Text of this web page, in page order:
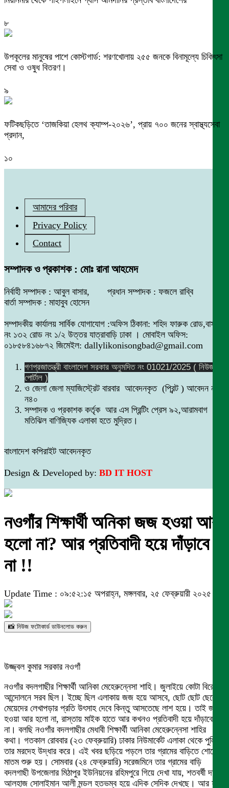
৮
উপকূলের মানুষের পাশে কোস্টগার্ড: শরণখোলায় ২৫৫ জনকে বিনামূল্যে চিকিৎসা
সেবা ও ওষুধ বিতরণ।
৯
ফটিকছড়িতে ‘তাজকিয়া হেলথ ক্যাম্প-২০২৬’, প্রায় ৭০০ জনের স্বাস্থ্যসেবা
প্রদান,
১০
আমাদের পরিবার
Privacy Policy
Contact
সম্পাদক ও প্রকাশক : মোঃ রানা আহমেদ
নির্বাহী সম্পাদক : আবুল বাসার, প্রধান সম্পাদক : ফজলে রাব্বি
বার্তা সম্পাদক : মাহাবুব হোসেন
সম্পাদকীয় কার্যালয় সার্বিক যোগাযোগ :অফিস ঠিকানা: শহিদ ফারুক রোড,বাসা
নং ১৩২ রোড নং ১/২ উত্তর যাত্রাবাড়ি ঢাকা । মোবাইল অফিস:
০১৮৫৮৪১৬৮৭২ জিমেইল: dallylikonisongbad@gmail.com
গণপ্রজাতন্ত্রী বাংলাদেশ সরকার অনুমদিত নং 01021/2025 ( নিউজ
পোর্টাল )
ও জেলা জেলা ম্যাজিস্ট্রেট বারবার আবেদনকৃত (প্রিন্ট ) আবেদন নং
ন৪০
সম্পাদক ও প্রকাশক কর্তৃক আর এস প্রিন্টিং প্রেস ৯২,আরামবাগ
মতিঝিল বাণিজ্যিক এলাকা হতে মুদ্রিত।
বাংলাদেশ কপিরাইট আবেদনকৃত
Design & Developed by: BD IT HOST
নওগাঁর শিক্ষার্থী অনিকা জজ হওয়া আর
হলো না? আর প্রতিবাদী হয়ে দাঁড়াবে
না !!
Update Time : ০৯:৫২:১৫ অপরাহ্ন, মঙ্গলবার, ২৫ ফেব্রুয়ারী ২০২৫
📸 নিউজ ফটোকার্ড ডাউনলোড করুন
উজ্জ্বল কুমার সরকার নওগাঁ
নওগাঁর বদলগাছীর শিক্ষার্থী আনিকা মেহেরুন্নেসা শাহি। জুলাইয়ে কোটা বিরোধী
আন্দোলনে সরব ছিল। ইচ্ছে ছিল এলাকায় জজ হয়ে আসবে, ছোট ছোট ছেলে-
মেয়েদের লেখাপড়ার প্রতি উৎসাহ দেবে কিন্তু আসতেছে লাশ হয়ে। তাই জজ
হওয়া আর হলো না, রাস্তায় মাইক হাতে আর কখনও প্রতিবাদী হয়ে দাঁড়াবে
না। বলছি নওগাঁর বদলগাছীর মেধাবী শিক্ষার্থী আনিকা মেহেরুন্নেসা শাহির
কথা। গতকাল রোববার (২৩ ফেব্রুয়ারি) ঢাকার নিউমার্কেট এলাকা থেকে পুলিশ
তার মরদেহ উদ্ধার করে। এই খবর ছড়িয়ে পড়লে তার গ্রামের বাড়িতে শোকের
মাতম শুরু হয়। সোমবার (২৪ ফেব্রুয়ারি) সরেজমিনে তার গ্রামের বাড়ি
বদলগাছী উপজেলার মিঠাপুর ইউনিয়নের রহিমপুরে গিয়ে দেখা যায়, শতবর্ষী দাদা
আলহাজ সোলাইমান আলী মন্ডল হতভম্ব হয়ে এদিক সেদিক দেখছে। আর ফুফু